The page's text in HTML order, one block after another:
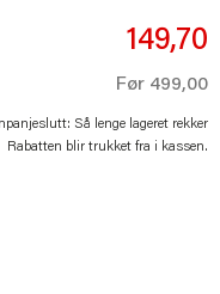
149,70
Før 499,00
Så lenge lageret rekker
Rabatten blir trukket fra i kassen.